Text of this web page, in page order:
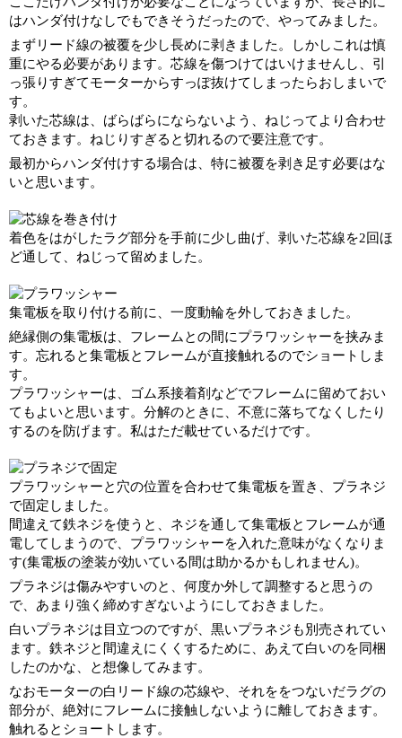
はハンダ付けなしでもできそうだったので、やってみました。
まずリード線の被覆を少し長めに剥きました。しかしこれは慎
重にやる必要があります。芯線を傷つけてはいけませんし、引
っ張りすぎてモーターからすっぽ抜けてしまったらおしまいで
す。
剥いた芯線は、ばらばらにならないよう、ねじってより合わせ
ておきます。ねじりすぎると切れるので要注意です。
最初からハンダ付けする場合は、特に被覆を剥き足す必要はな
いと思います。
着色をはがしたラグ部分を手前に少し曲げ、剥いた芯線を2回ほ
ど通して、ねじって留めました。
集電板を取り付ける前に、一度動輪を外しておきました。
絶縁側の集電板は、フレームとの間にプラワッシャーを挟みま
す。忘れると集電板とフレームが直接触れるのでショートしま
す。
プラワッシャーは、ゴム系接着剤などでフレームに留めておい
てもよいと思います。分解のときに、不意に落ちてなくしたり
するのを防げます。私はただ載せているだけです。
プラワッシャーと穴の位置を合わせて集電板を置き、プラネジ
で固定しました。
間違えて鉄ネジを使うと、ネジを通して集電板とフレームが通
電してしまうので、プラワッシャーを入れた意味がなくなりま
す(集電板の塗装が効いている間は助かるかもしれません)。
プラネジは傷みやすいのと、何度か外して調整すると思うの
で、あまり強く締めすぎないようにしておきました。
白いプラネジは目立つのですが、黒いプラネジも別売されてい
ます。鉄ネジと間違えにくくするために、あえて白いのを同梱
したのかな、と想像してみます。
なおモーターの白リード線の芯線や、それををつないだラグの
部分が、絶対にフレームに接触しないように離しておきます。
触れるとショートします。